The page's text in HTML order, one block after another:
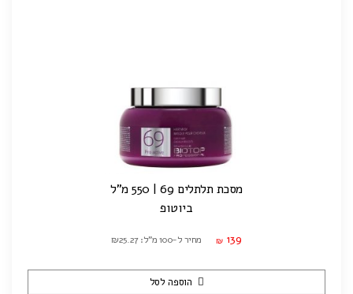
מסכת תלתלים 69 | 550 מ"ל
ביוטופ
₪ 139 מחיר ל-100 מ"ל: ₪25.27
הוספה לסל